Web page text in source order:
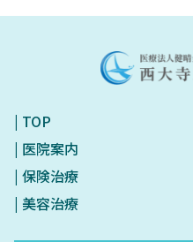
| TOP
| 医院案内
| 保険治療
| 美容治療